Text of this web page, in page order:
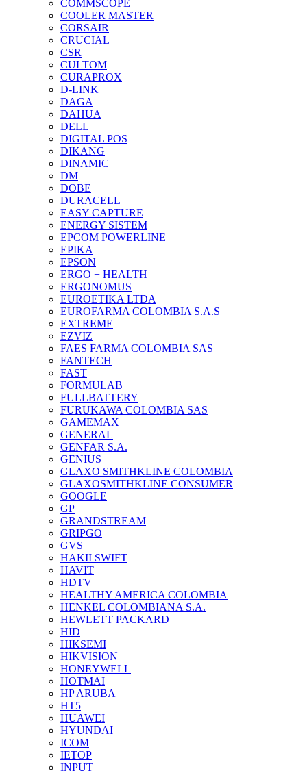
COMMSCOPE
COOLER MASTER
CORSAIR
CRUCIAL
CSR
CULTOM
CURAPROX
D-LINK
DAGA
DAHUA
DELL
DIGITAL POS
DIKANG
DINAMIC
DM
DOBE
DURACELL
EASY CAPTURE
ENERGY SISTEM
EPCOM POWERLINE
EPIKA
EPSON
ERGO + HEALTH
ERGONOMUS
EUROETIKA LTDA
EUROFARMA COLOMBIA S.A.S
EXTREME
EZVIZ
FAES FARMA COLOMBIA SAS
FANTECH
FAST
FORMULAB
FULLBATTERY
FURUKAWA COLOMBIA SAS
GAMEMAX
GENERAL
GENFAR S.A.
GENIUS
GLAXO SMITHKLINE COLOMBIA
GLAXOSMITHKLINE CONSUMER
GOOGLE
GP
GRANDSTREAM
GRIPGO
GVS
HAKII SWIFT
HAVIT
HDTV
HEALTHY AMERICA COLOMBIA
HENKEL COLOMBIANA S.A.
HEWLETT PACKARD
HID
HIKSEMI
HIKVISION
HONEYWELL
HOTMAI
HP ARUBA
HT5
HUAWEI
HYUNDAI
ICOM
IETOP
INPUT